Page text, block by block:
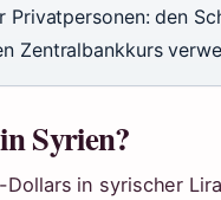
Privatpersonen: den
Zentralbankkurs
Syrien?
in syrischer